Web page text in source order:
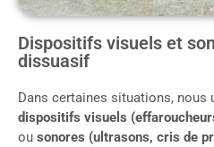
Dispositifs visuels et
dissuasif
Dans certaines situations, nous
dispositifs visuels
ou sonores (ultrasons, cris de